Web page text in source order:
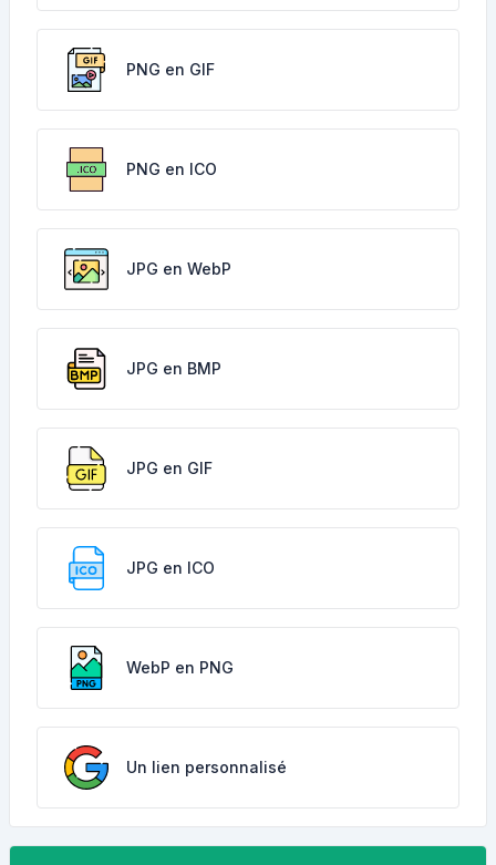
PNG en GIF
PNG en ICO
JPG en WebP
JPG en BMP
JPG en GIF
JPG en ICO
WebP en PNG
Un lien personnalisé